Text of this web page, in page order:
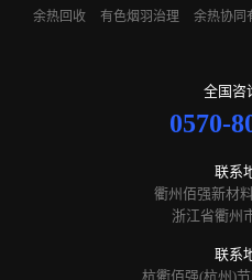
余热回收 有色烟羽治理 余热协同
全国咨
0570-
联系
衢州佰强新材
浙江省衢州
联系
杭衢佰强(杭州)